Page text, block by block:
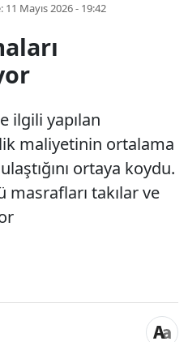
11 Mayıs 2026 - 19:42
ilgili yapılan
maliyetinin ortalama
ortaya koydu.
takılar ve